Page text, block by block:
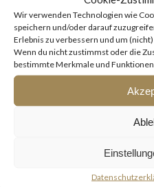
Wir verwenden Technologien wie
speichern und/oder darauf
Erlebnis zu verbessern und um
Wenn du nicht zustimmst oder die
bestimmte Merkmale und
Checkliste: Droht mir
Wenn Sie mehr als 4 Punkte
ist es Zeit, aktiv
Fühlen Sie sich trotz
früher Freude bereitet
Reagieren Sie schneller